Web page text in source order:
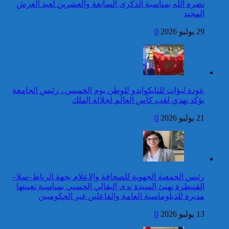
حصيلة حوادث السير
بالمناطق الحضرية خلال
الأسبوع المنصرم
مقتل شخص وإصابة 7
آخرين جراء اعتراض مسيرة
عيد العرش : جلالة الملك
يترأس بتطوان حفل أداء
القسم للضباط المتخرجين
من المدارس والمعاهد العليا
العسكرية وشبه العسكرية
من رئيس جمهورية إستونيا
بمناسبة عيد العرش المجيد
المديرية العامة للأمن الوطني تؤكد
بريطانية بشأن “اعتقال” مواطن
بريطاني عارية من الصحة
توقيف شخص للاشتباه في تورطه
في ارتكاب جريمة السرقة
المقرونة بالضرب والجرح المفضي
للموت كان ضحيتها مواطن أجنبي
بتارودانت
كاريكاتير
نصره الله بمناسبة الذكرى السابعة والعشرين لعيد العرش
المجيد
29 يوليو 2026 0
عودة لبؤات للتايكواندو للوطن يوم الخميس.. رئيس الجامعة
يؤكد نهدي لقب كأس العالم لجلالة الملك
21 يوليو 2026 0
رئيس الجمعية الجهوية للصحافة والإعلام بجهة الرباط–سلا–
القنيطرة يهنئ السيدة ندى البقالي الحسني بمناسبة تعيينها
مديرة للدبلوماسية العامة والفاعلين غير الحكوميين
13 يوليو 2026 0